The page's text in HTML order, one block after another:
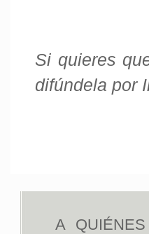
Si quieres
difúndela por
A